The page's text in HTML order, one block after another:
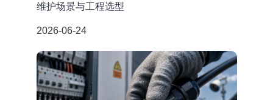
维护场景与工程选型
2026-06-24